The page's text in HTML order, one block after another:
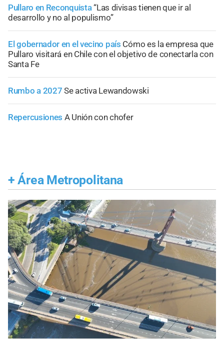
Pullaro en Reconquista“Las divisas tienen que ir al
desarrollo y no al populismo”
El gobernador en el vecino país Cómo es la empresa que
Pullaro visitará en Chile con el objetivo de conectarla con
Santa Fe
Rumbo a 2027 Se activa Lewandowski
Repercusiones A Unión con chofer
+ Área Metropolitana